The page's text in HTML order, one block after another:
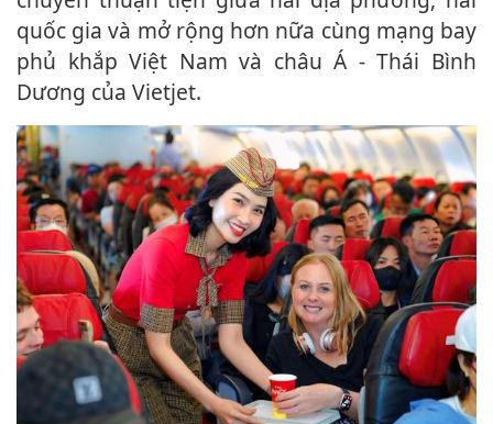
quốc gia và mở rộng hơn nữa cùng mạng bay
phủ khắp Việt Nam và châu Á - Thái Bình
Dương của Vietjet.